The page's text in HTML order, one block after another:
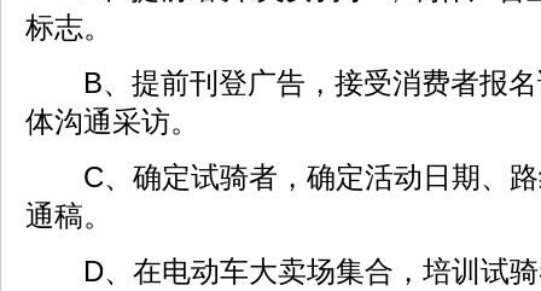
标志。
B、提前刊登广告，接受消费者报名
体沟通采访。
C、确定试骑者，确定活动日期、路
通稿。
D、在电动车大卖场集合，培训试骑